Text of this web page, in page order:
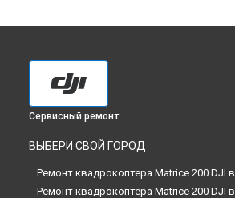
Сервисный ремонт
ВЫБЕРИ СВОЙ ГОРОД
Ремонт квадрокоптера Matrice 200 DJI в
Ремонт квадрокоптера Matrice 200 DJI в